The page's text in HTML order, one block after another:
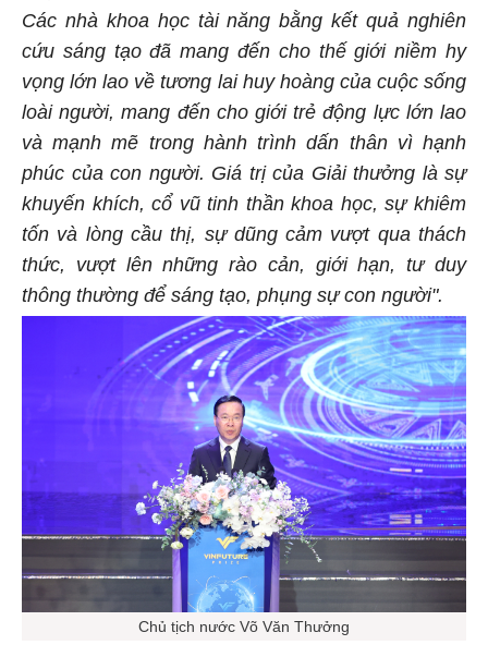
Các nhà khoa học tài năng bằng kết quả nghiên
cứu sáng tạo đã mang đến cho thế giới niềm hy
vọng lớn lao về tương lai huy hoàng của cuộc sống
loài người, mang đến cho giới trẻ động lực lớn lao
và mạnh mẽ trong hành trình dấn thân vì hạnh
phúc của con người. Giá trị của Giải thưởng là sự
khuyến khích, cổ vũ tinh thần khoa học, sự khiêm
tốn và lòng cầu thị, sự dũng cảm vượt qua thách
thức, vượt lên những rào cản, giới hạn, tư duy
thông thường để sáng tạo, phụng sự con người".
Chủ tịch nước Võ Văn Thưởng